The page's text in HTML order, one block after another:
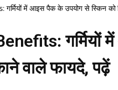
में आइस पैक के उपयोग से स्किन को
गर्मियों
वाले फायदे, पढ़ें